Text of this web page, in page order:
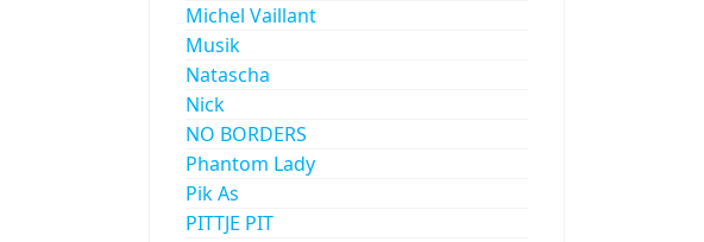
Michel Vaillant
Musik
Natascha
Nick
NO BORDERS
Phantom Lady
Pik As
PITTJE PIT